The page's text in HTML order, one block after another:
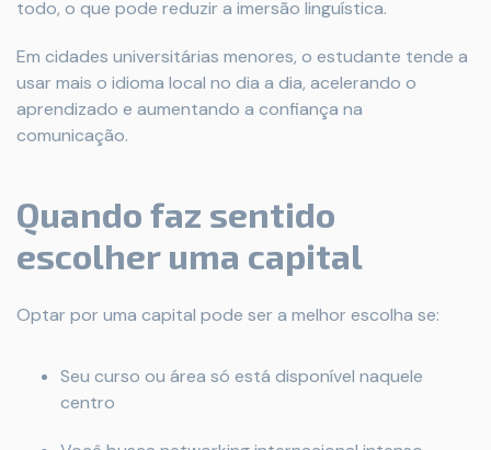
todo, o que pode reduzir a imersão linguística.
Em cidades universitárias menores, o estudante tende a
usar mais o idioma local no dia a dia, acelerando o
aprendizado e aumentando a confiança na
comunicação.
Quando faz sentido
escolher uma capital
Optar por uma capital pode ser a melhor escolha se:
Seu curso ou área só está disponível naquele
centro